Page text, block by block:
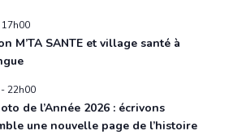
17h00
M’TA SANTE et village santé à
-22h00
de l’Année 2026 : écrivons
une nouvelle page de l’histoire